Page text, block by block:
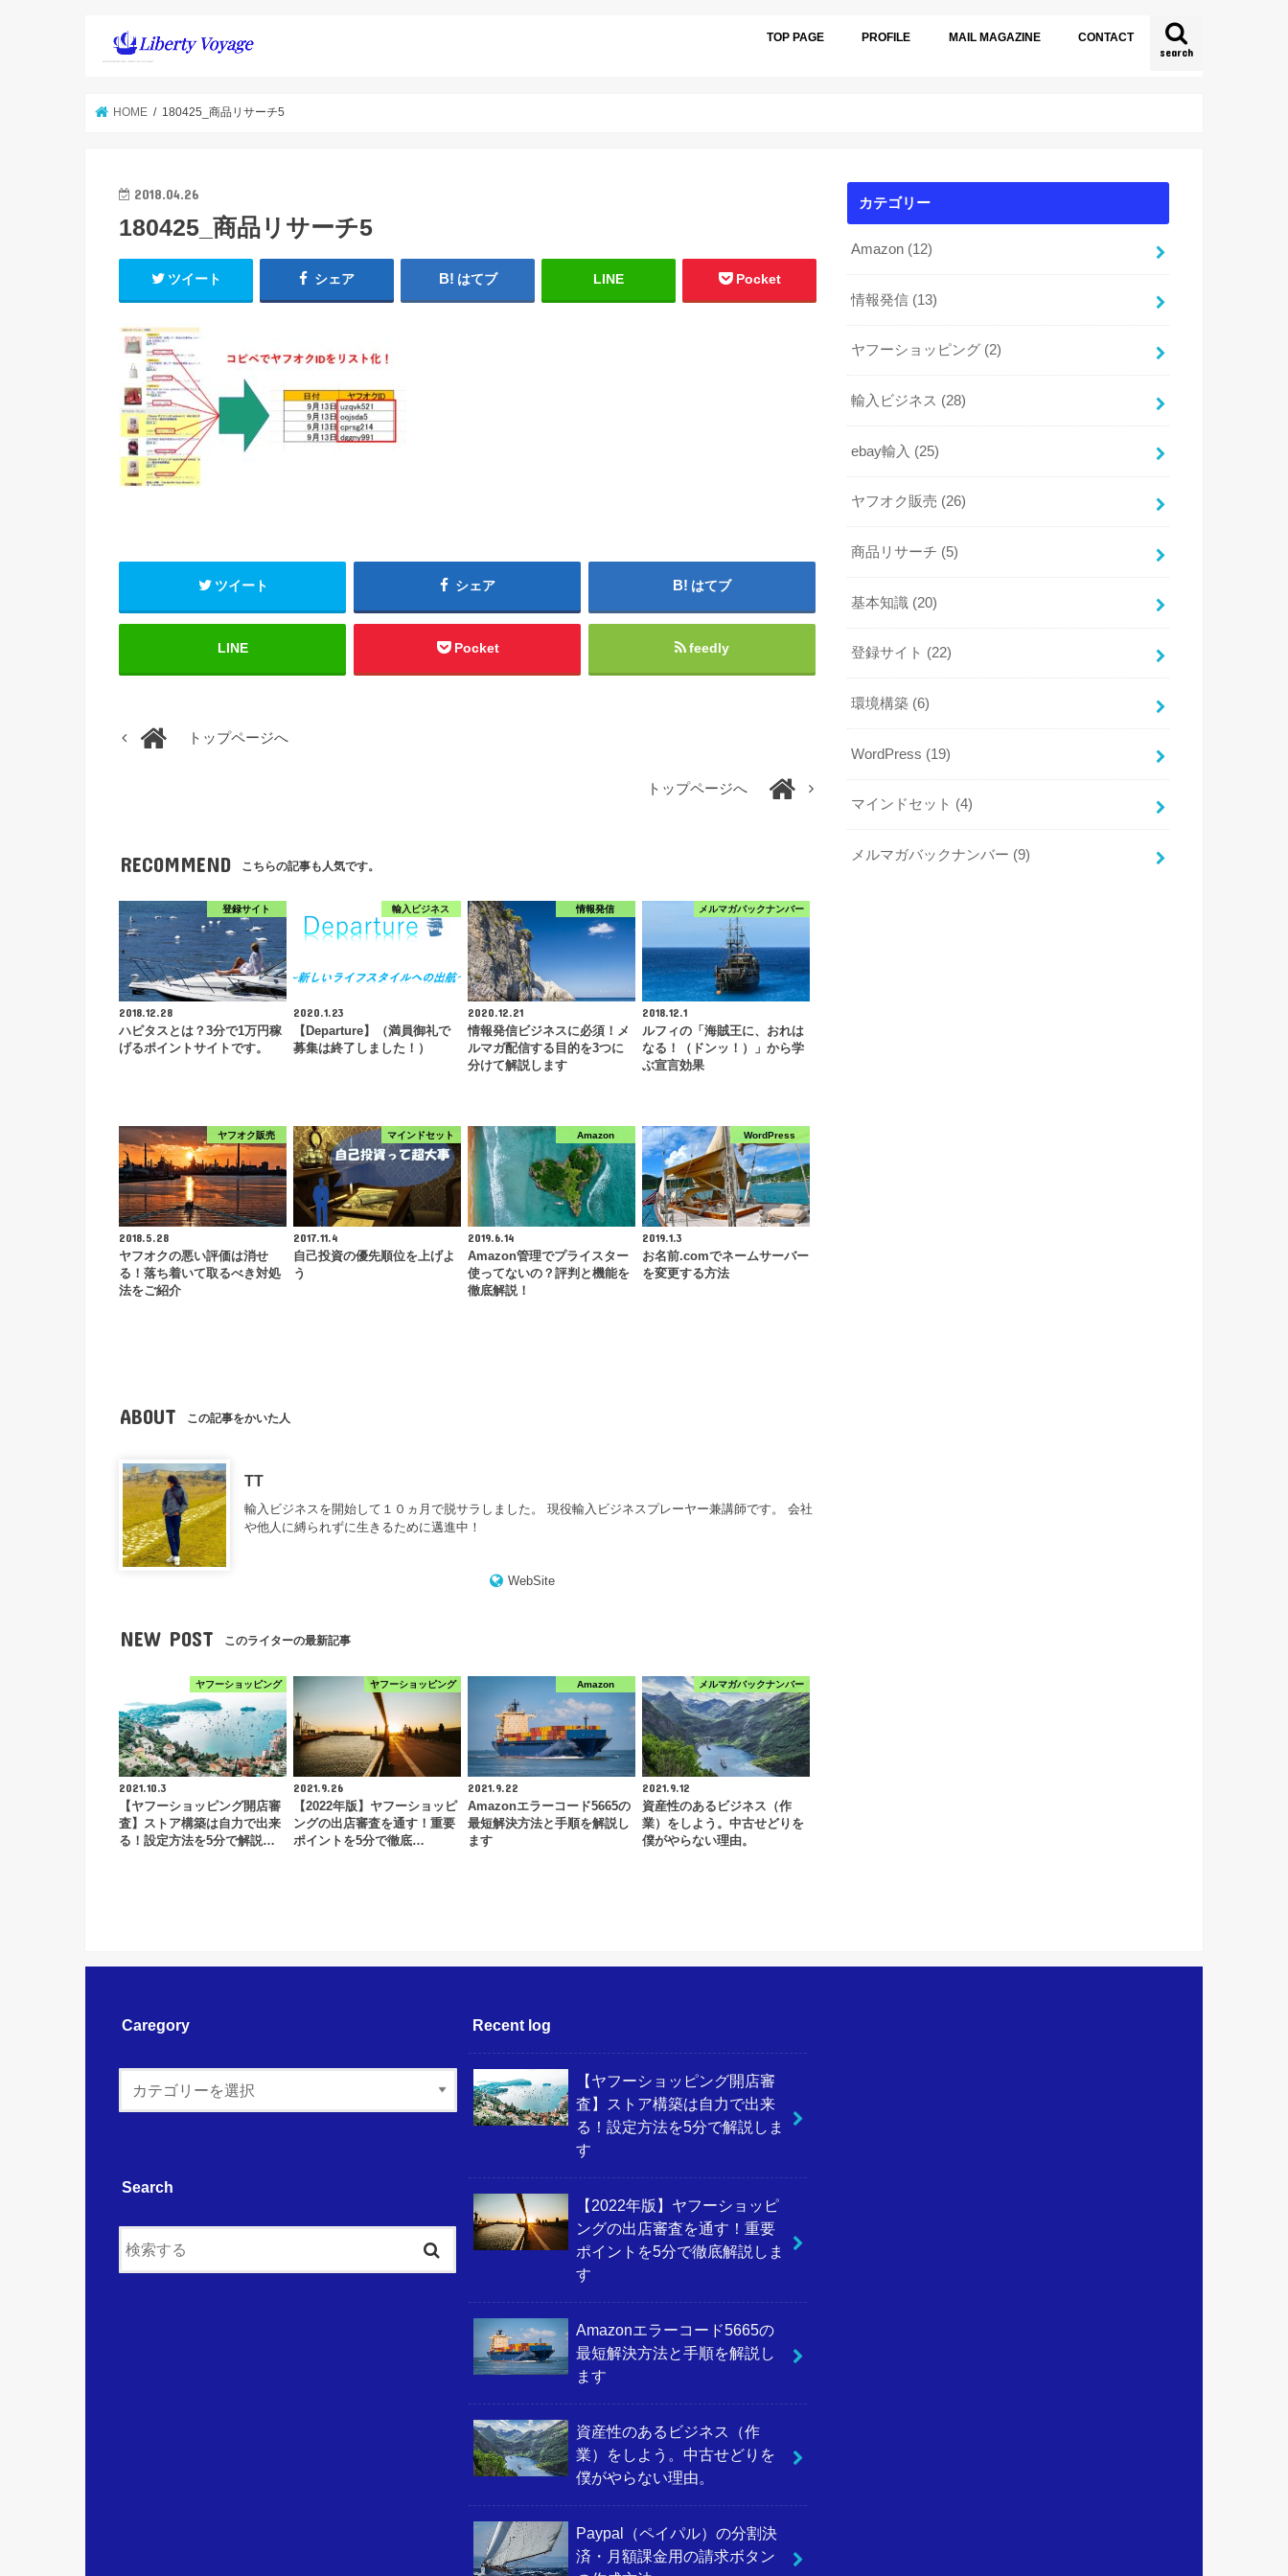
search
TOP PAGE PROFILE MAIL MAGAZINE CONTACT
HOME 180425_商品リサーチ5
2018.04.26
180425_商品リサーチ5
ツイート シェア はてブ LINE Pocket
ツイート シェア はてブ
LINE Pocket feedly
トップページへ
トップページへ
RECOMMEND こちらの記事も人気です。
登録サイト
2018.12.28
ハピタスとは？3分で1万円稼
げるポイントサイトです。
輸入ビジネス
2020.1.23
【Departure】（満員御礼で
募集は終了しました！）
情報発信
2020.12.21
情報発信ビジネスに必須！メ
ルマガ配信する目的を3つに
分けて解説します
メルマガバックナンバー
2018.12.1
ルフィの「海賊王に、おれは
なる！（ドンッ！）」から学
ぶ宣言効果
ヤフオク販売
2018.5.28
ヤフオクの悪い評価は消せ
る！落ち着いて取るべき対処
法をご紹介
マインドセット
2017.11.4
自己投資の優先順位を上げよ
う
Amazon
2019.6.14
Amazon管理でプライスター
使ってないの？評判と機能を
徹底解説！
WordPress
2019.1.3
お名前.comでネームサーバー
を変更する方法
ABOUT この記事をかいた人
TT
輸入ビジネスを開始して１０ヵ月で脱サラしました。 現役輸入ビジネスプレーヤー兼講師です。 会社
や他人に縛られずに生きるために邁進中！
WebSite
NEW POST このライターの最新記事
ヤフーショッピング
2021.10.3
【ヤフーショッピング開店審
査】ストア構築は自力で出来
る！設定方法を5分で解説…
ヤフーショッピング
2021.9.26
【2022年版】ヤフーショッピ
ングの出店審査を通す！重要
ポイントを5分で徹底…
Amazon
2021.9.22
Amazonエラーコード5665の
最短解決方法と手順を解説し
ます
メルマガバックナンバー
2021.9.12
資産性のあるビジネス（作
業）をしよう。中古せどりを
僕がやらない理由。
カテゴリー
Amazon (12)
情報発信 (13)
ヤフーショッピング (2)
輸入ビジネス (28)
ebay輸入 (25)
ヤフオク販売 (26)
商品リサーチ (5)
基本知識 (20)
登録サイト (22)
環境構築 (6)
WordPress (19)
マインドセット (4)
メルマガバックナンバー (9)
Caregory
Search
Recent log
【ヤフーショッピング開店審
査】ストア構築は自力で出来
る！設定方法を5分で解説しま
す
【2022年版】ヤフーショッピ
ングの出店審査を通す！重要
ポイントを5分で徹底解説しま
す
Amazonエラーコード5665の
最短解決方法と手順を解説し
ます
資産性のあるビジネス（作
業）をしよう。中古せどりを
僕がやらない理由。
Paypal（ペイパル）の分割決
済・月額課金用の請求ボタン